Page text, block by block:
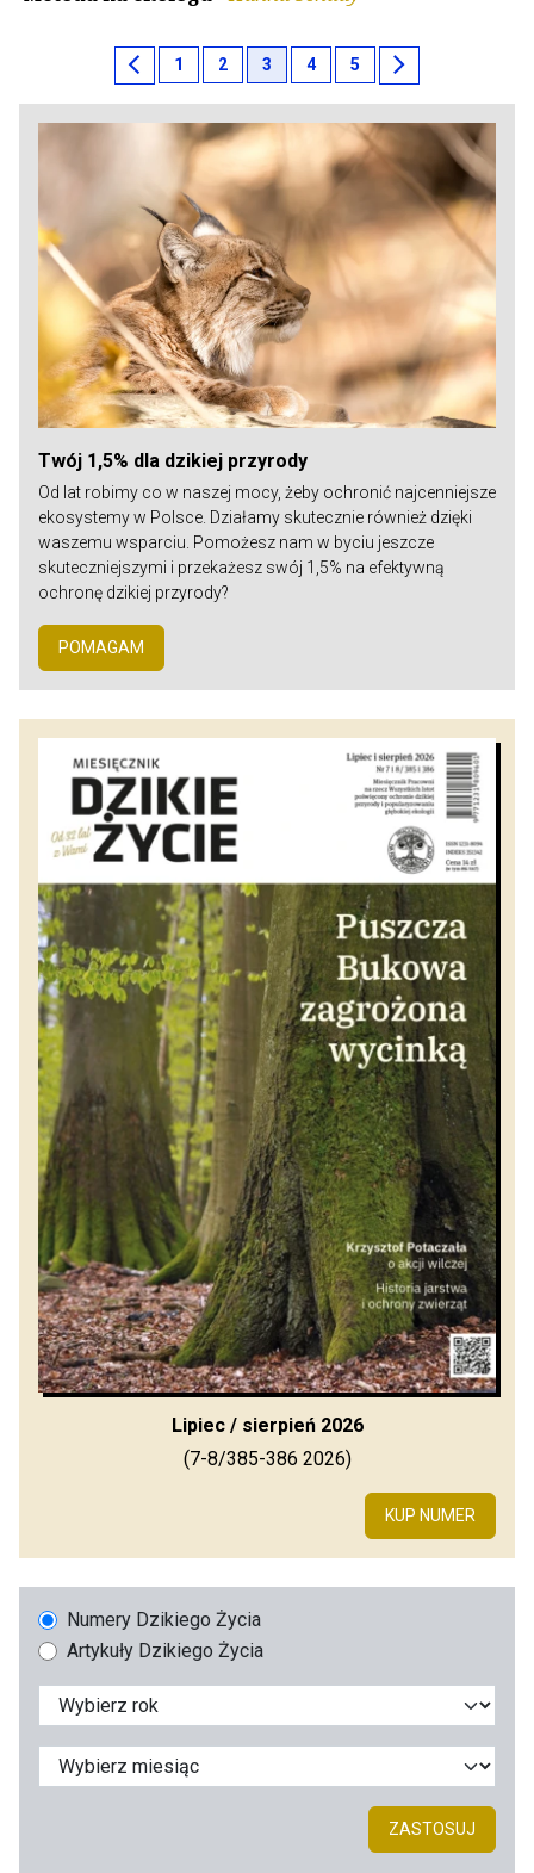
chevron_left 1 2 3 4 5 chevron_right
Twój 1,5% dla dzikiej przyrody
Od lat robimy co w naszej mocy, żeby ochronić najcenniejsze
ekosystemy w Polsce. Działamy skutecznie również dzięki
waszemu wsparciu. Pomożesz nam w byciu jeszcze
skuteczniejszymi i przekażesz swój 1,5% na efektywną
ochronę dzikiej przyrody?
POMAGAM
Lipiec / sierpień 2026
(7-8/385-386 2026)
KUP NUMER
Numery Dzikiego Życia
Artykuły Dzikiego Życia
ZASTOSUJ